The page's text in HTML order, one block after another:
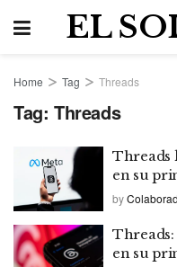
EL
Home Tag Threads
Tag: Threads
Threads
en su
by
Threads:
en su